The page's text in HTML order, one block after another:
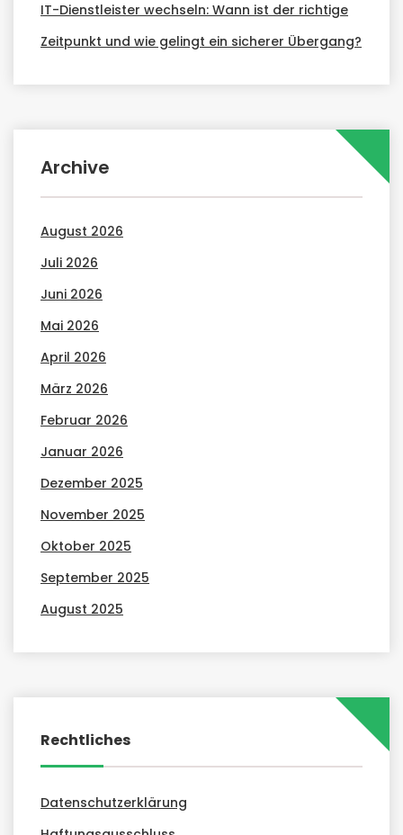
IT-Dienstleister wechseln: Wann ist der richtige
Zeitpunkt und wie gelingt ein sicherer Übergang?
Archive
August 2026
Juli 2026
Juni 2026
Mai 2026
April 2026
März 2026
Februar 2026
Januar 2026
Dezember 2025
November 2025
Oktober 2025
September 2025
August 2025
Rechtliches
Datenschutzerklärung